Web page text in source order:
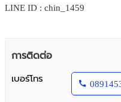
LINE ID : chin_1459
การติดต่อ
เบอร์โทร